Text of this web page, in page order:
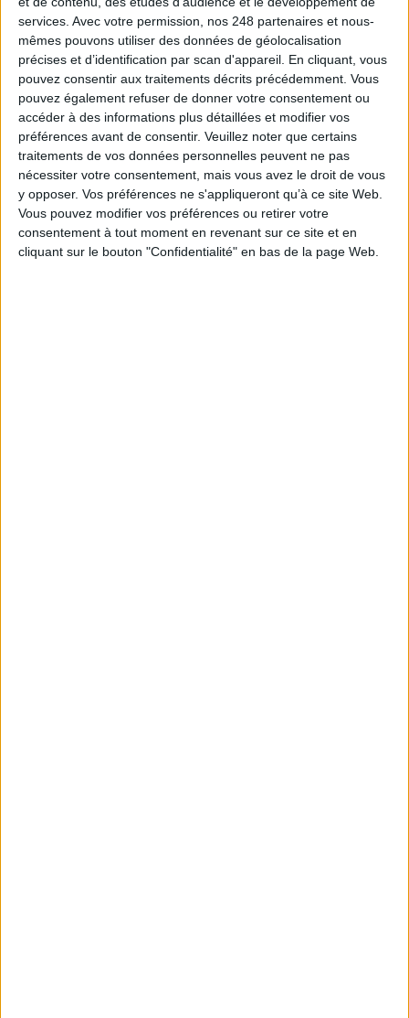
services. Avec votre permission, nos 248 partenaires et nous-
mêmes pouvons utiliser des données de géolocalisation
précises et d’identification par scan d'appareil. En cliquant, vous
pouvez consentir aux traitements décrits précédemment. Vous
pouvez également refuser de donner votre consentement ou
accéder à des informations plus détaillées et modifier vos
préférences avant de consentir. Veuillez noter que certains
traitements de vos données personnelles peuvent ne pas
nécessiter votre consentement, mais vous avez le droit de vous
y opposer. Vos préférences ne s'appliqueront qu’à ce site Web.
Vous pouvez modifier vos préférences ou retirer votre
consentement à tout moment en revenant sur ce site et en
cliquant sur le bouton "Confidentialité" en bas de la page Web.
La maturité numérique des entreprises françaises
laisse à désirer
Le Bénin bascule dans la dématérialisation tous
azimuts